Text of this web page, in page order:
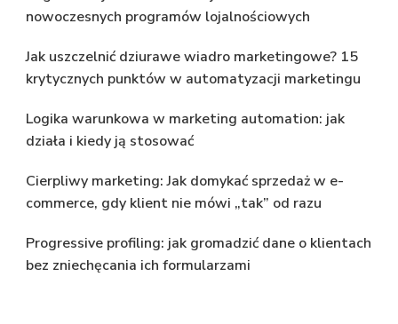
nowoczesnych programów lojalnościowych
Jak uszczelnić dziurawe wiadro marketingowe? 15
krytycznych punktów w automatyzacji marketingu
Logika warunkowa w marketing automation: jak
działa i kiedy ją stosować
Cierpliwy marketing: Jak domykać sprzedaż w e-
commerce, gdy klient nie mówi „tak” od razu
Progressive profiling: jak gromadzić dane o klientach
bez zniechęcania ich formularzami